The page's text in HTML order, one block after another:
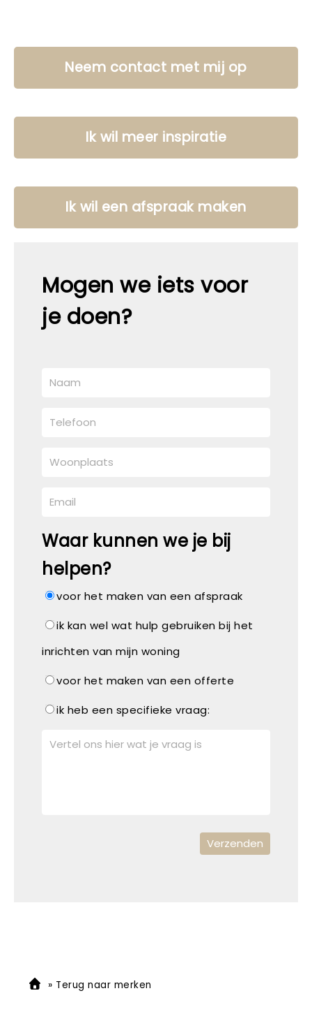
Neem contact met mij op
Ik wil meer inspiratie
Ik wil een afspraak maken
Mogen we iets voor
je doen?
Waar kunnen we je bij
helpen?
voor het maken van een afspraak
ik kan wel wat hulp gebruiken bij het
inrichten van mijn woning
voor het maken van een offerte
ik heb een specifieke vraag:
» Terug naar merken